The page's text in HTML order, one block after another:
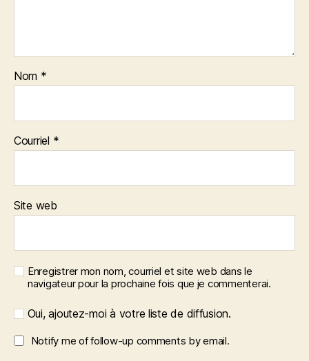
Nom *
Courriel *
Site web
Enregistrer mon nom, courriel et site web dans le
navigateur pour la prochaine fois que je commenterai.
Oui, ajoutez-moi à votre liste de diffusion.
Notify me of follow-up comments by email.